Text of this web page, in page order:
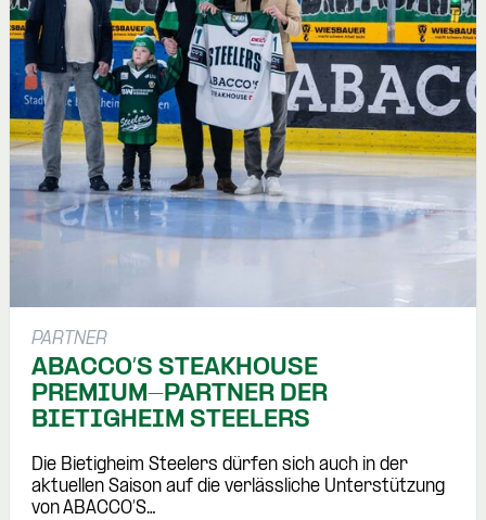
PARTNER
ABACCO’S STEAKHOUSE
PREMIUM-PARTNER DER
BIETIGHEIM STEELERS
Die Bietigheim Steelers dürfen sich auch in der
aktuellen Saison auf die verlässliche Unterstützung
von ABACCO’S…